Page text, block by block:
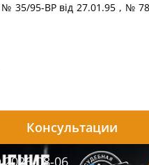
35/95-ВР від 27.01.95 , №
06
08-04
Консультации
2026-08-06
2026-07-30